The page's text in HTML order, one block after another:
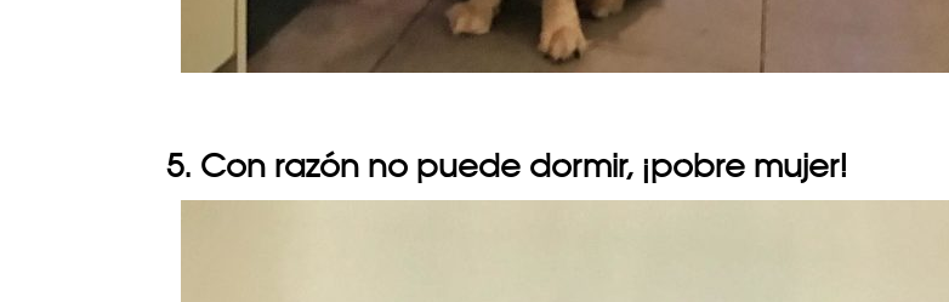
5. Con razón no puede dormir, ¡pobre mujer!